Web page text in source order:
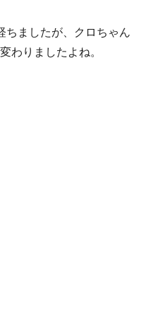
ちましたが、クロちゃん
わりましたよね。